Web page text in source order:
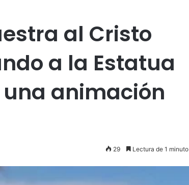
al Cristo
a la Estatua
animación
29 Lectura de 1 minuto